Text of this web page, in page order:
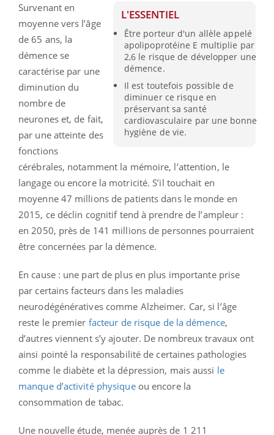
L'ESSENTIEL
Être porteur d'un allèle appelé
apolipoprotéine E multiplie par
2,6 le risque de développer une
démence.
Il est toutefois possible de
diminuer ce risque en
préservant sa santé
cardiovasculaire par une bonne
hygiène de vie.
Survenant en
moyenne vers l’âge
de 65 ans, la
démence se
caractérise par une
diminution du
nombre de
neurones et, de fait,
par une atteinte des
fonctions
cérébrales, notamment la mémoire, l’attention, le
langage ou encore la motricité. S’il touchait en
moyenne 47 millions de patients dans le monde en
2015, ce déclin cognitif tend à prendre de l’ampleur :
en 2050, près de 141 millions de personnes pourraient
être concernées par la démence.
En cause : une part de plus en plus importante prise
par certains facteurs dans les maladies
neurodégénératives comme Alzheimer. Car, si l’âge
reste le premier facteur de risque de la démence,
d’autres viennent s’y ajouter. De nombreux travaux ont
ainsi pointé la responsabilité de certaines pathologies
comme le diabète et la dépression, mais aussi le
manque d’activité physiqueou encore la
consommation de tabac.
Une nouvelle étude, menée auprès de 1 211